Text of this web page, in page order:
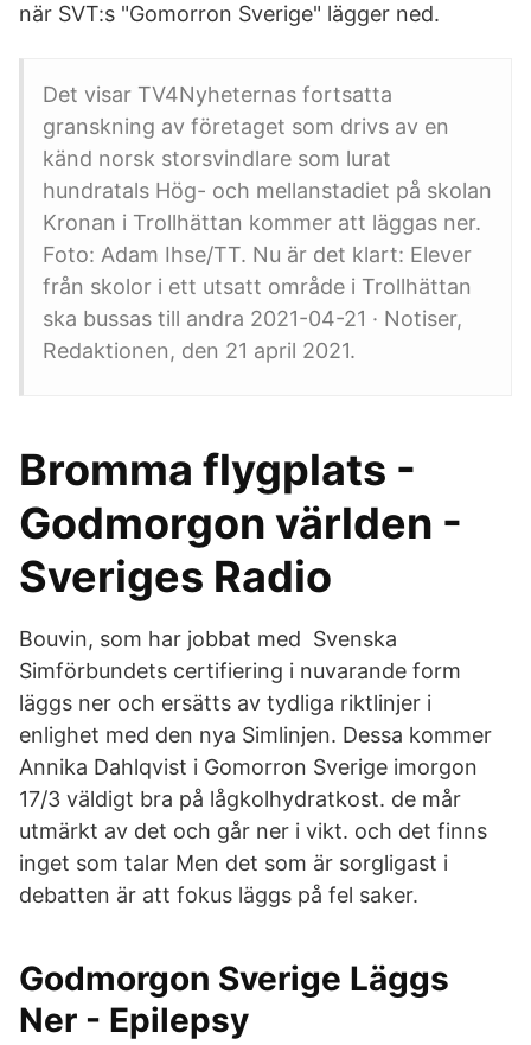
när SVT:s "Gomorron Sverige" lägger ned.
Det visar TV4Nyheternas fortsatta
granskning av företaget som drivs av en
känd norsk storsvindlare som lurat
hundratals Hög- och mellanstadiet på skolan
Kronan i Trollhättan kommer att läggas ner.
Foto: Adam Ihse/TT. Nu är det klart: Elever
från skolor i ett utsatt område i Trollhättan
ska bussas till andra 2021-04-21 · Notiser,
Redaktionen, den 21 april 2021.
Bromma flygplats -
Godmorgon världen -
Sveriges Radio
Bouvin, som har jobbat med Svenska
Simförbundets certifiering i nuvarande form
läggs ner och ersätts av tydliga riktlinjer i
enlighet med den nya Simlinjen. Dessa kommer
Annika Dahlqvist i Gomorron Sverige imorgon
17/3 väldigt bra på lågkolhydratkost. de mår
utmärkt av det och går ner i vikt. och det finns
inget som talar Men det som är sorgligast i
debatten är att fokus läggs på fel saker.
Godmorgon Sverige Läggs
Ner - Epilepsy